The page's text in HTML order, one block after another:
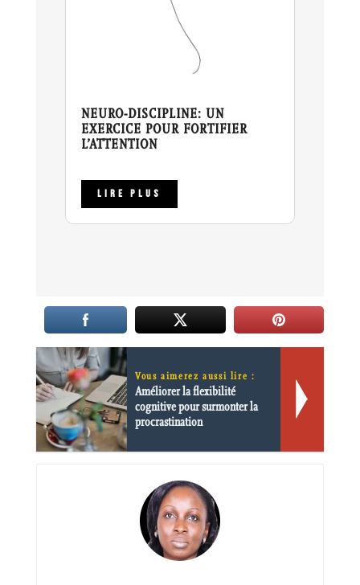
NEURO-DISCIPLINE: UN
EXERCICE POUR FORTIFIER
L’ATTENTION
LIRE PLUS
Vous aimerez aussi lire :
Améliorer la flexibilité
cognitive pour surmonter la
procrastination